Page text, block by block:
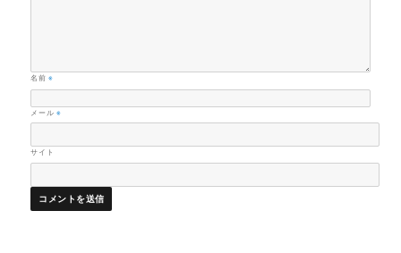
名前※
メール ※
サイト